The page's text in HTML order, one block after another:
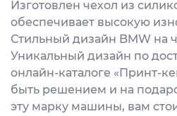
Изготовлен чехол из
обеспечивает высокую
Стильный дизайн BMW на
Уникальный дизайн по
онлайн-каталоге «Принт-
быть решением и на
эту марку машины, вам